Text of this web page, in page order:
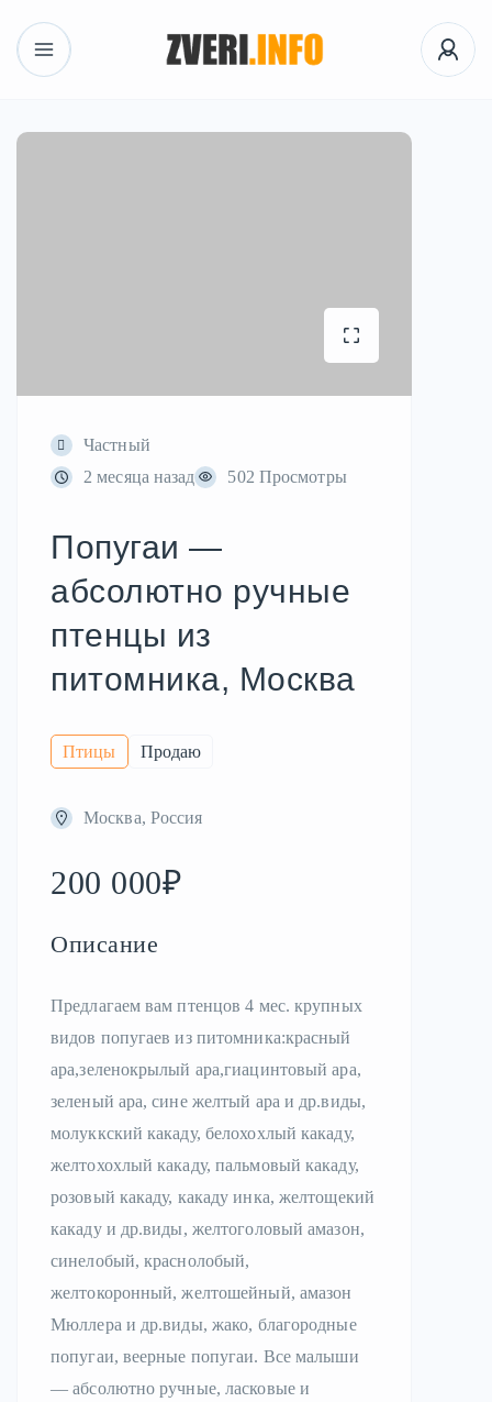
Частный
2 месяца назад
502 Просмотры
Попугаи —
абсолютно ручные
птенцы из
питомника, Москва
Птицы Продаю
Москва, Россия
200 000₽
Описание
Предлагаем вам птенцов 4 мес. крупных
видов попугаев из питомника:красный
ара,зеленокрылый ара,гиацинтовый ара,
зеленый ара, сине желтый ара и др.виды,
молуккский какаду, белохохлый какаду,
желтохохлый какаду, пальмовый какаду,
розовый какаду, какаду инка, желтощекий
какаду и др.виды, желтоголовый амазон,
синелобый, краснолобый,
желтокоронный, желтошейный, амазон
Мюллера и др.виды, жако, благородные
попугаи, веерные попугаи. Все малыши
— абсолютно ручные, ласковые и